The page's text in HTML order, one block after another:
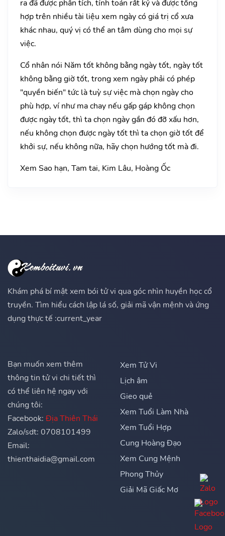
ra đã được phân tích, tính toán rất kỷ và được tổng
hợp trên nhiều tài liệu xem ngày có giá trị cổ xưa
khác nhau, quý vị có thể an tâm dùng cho mọi sự
việc.
Cổ nhân nói Năm tốt không bằng ngày tốt, ngày tốt
không bằng giờ tốt, trong xem ngày phải có phép
"quyền biến" tức là tuỳ sự việc mà chọn ngày cho
phù hợp, ví như ma chay nếu gấp gáp không chọn
được ngày tốt, thì ta chọn ngày gần đó đỡ xấu hơn,
nếu không chọn được ngày tốt thì ta chọn giờ tốt để
khởi sự, nếu không nữa, hãy chọn hướng tốt mà đi.
Xem Sao hạn, Tam tai, Kim Lâu, Hoàng Ốc
Khám phá bí mật xem bói tử vi qua góc nhìn huyền học cổ
truyền. Tìm hiểu cách lập lá số, giải mã vận mệnh và ứng
dụng thực tế :current_year
Bạn muốn xem thêm
thông tin tử vi chi tiết thì
có thể liên hệ ngay với
chúng tôi:
Facebook: Địa Thiên Thái
Zalo/sdt: 0708101499
Email:
thienthaidia@gmail.com
Xem Tử Vi
Lịch âm
Gieo quẻ
Xem Tuổi Làm Nhà
Xem Tuổi Hợp
Cung Hoàng Đạo
Xem Cung Mệnh
Phong Thủy
Giải Mã Giấc Mơ